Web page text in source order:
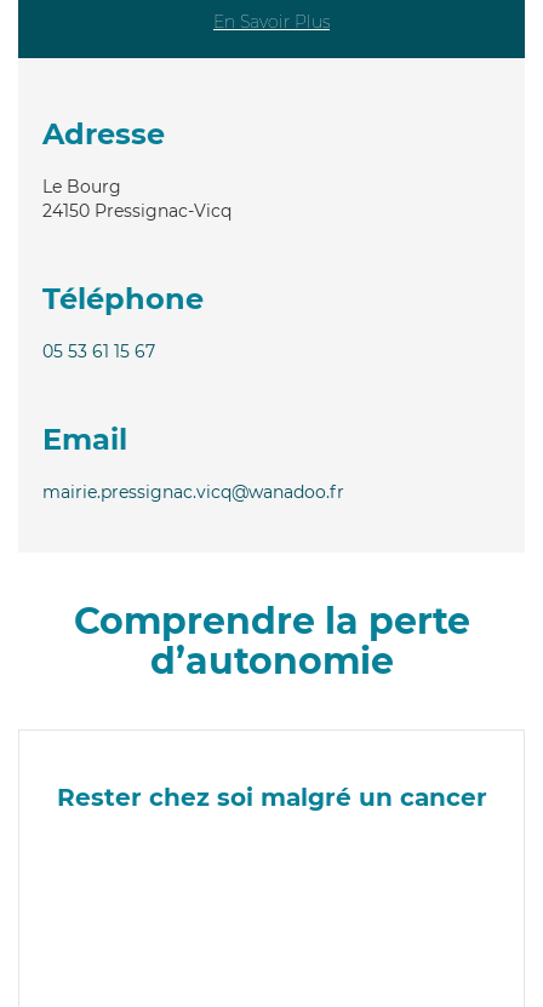
En Savoir Plus
Adresse
Le Bourg
24150 Pressignac-Vicq
Téléphone
05 53 61 15 67
Email
mairie.pressignac.vicq@wanadoo.fr
Comprendre la perte
d’autonomie
Rester chez soi malgré un cancer